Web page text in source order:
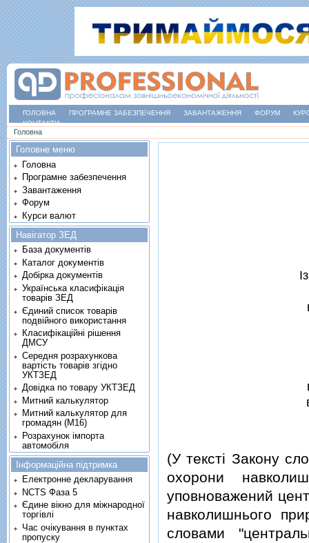
ГОЛОВНА ПРОГРАМНЕ ЗАБЕЗПЕЧЕННЯ ЗАВАНТАЖЕННЯ ФОРУМ
КОНТАКТИ
Ви є тут
Головна
(У текстi Закону
охорони
уповноважений
навколишнього
словами
Головне меню
Головна
Програмне забезпечення
Завантаження
Форум
Курси валют
Навігатор ЗЕД
База документів
Каталог документів
Добірка документів
Українська класифікація
товарів ЗЕД
Єдиний список товарів
подвійного використання
Класифікаційні рішення
ДМСУ
Середня розрахункова
вартість товарів згідно
УКТЗЕД
Довідка по товару УКТЗЕД
Митний калькулятор
Митний калькулятор для
громадян (М16)
Розрахунок імпорта
автомобіля
Інформаційна підтримка
Електронне декларування
NCTS Фаза 5
Єдине вікно для міжнародної
торгівлі
Час очікування в пунктах
пропуску